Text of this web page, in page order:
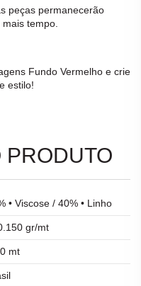
peças permanecerão
tempo.
Fundo Vermelho e crie
estilo!
PRODUTO
• Viscose / 40% • Linho
gr/mt
mt